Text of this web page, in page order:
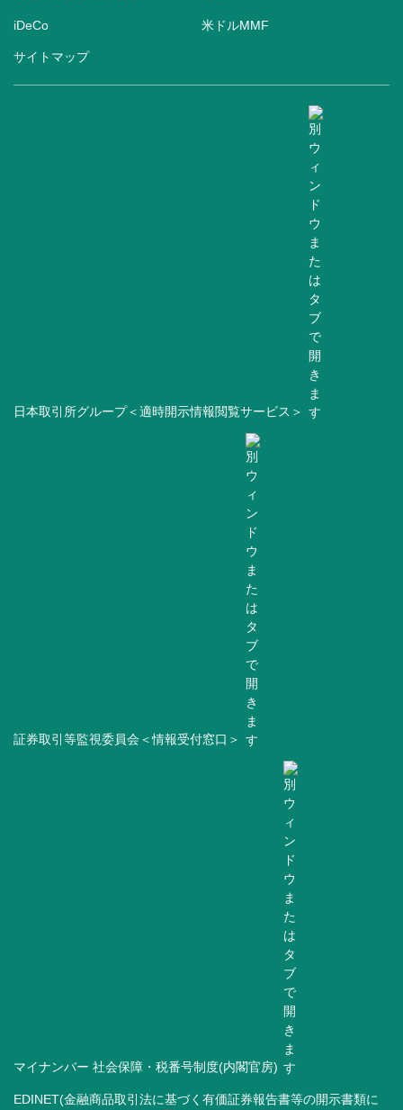
iDeCo 米ドルMMF
サイトマップ
日本取引所グループ＜適時開示情報閲覧サービス＞
証券取引等監視委員会＜情報受付窓口＞
マイナンバー 社会保障・税番号制度(内閣官房)
EDINET(金融商品取引法に基づく有価証券報告書等の開示書類に